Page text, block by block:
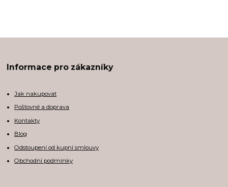
Informace pro zákazníky
Jak nakupovat
Poštovné a doprava
Kontakty
Blog
Odstoupení od kupní smlouvy
Obchodní podmínky